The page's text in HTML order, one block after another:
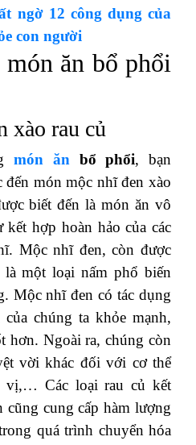
ngờ 12 công dụng của
con người
ăn bổ phổi
xào rau củ
món ăn bổ phổi, bạn
món mộc nhĩ đen xào
biết đến là món ăn vô
hợp hoàn hảo của các
Mộc nhĩ đen, còn được
một loại nấm phổ biến
Mộc nhĩ đen có tác dụng
chúng ta khỏe mạnh,
hơn. Ngoài ra, chúng còn
vời khác đối với cơ thể
vị,… Các loại rau củ kết
cung cấp hàm lượng
quá trình chuyển hóa